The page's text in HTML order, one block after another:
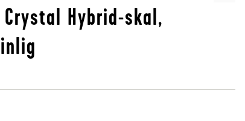
Hybrid-skal,